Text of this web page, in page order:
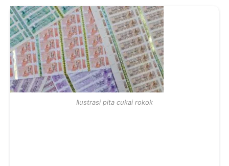
Ilustrasi pita cukai rokok